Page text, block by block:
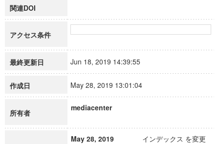
関連DOI
アクセス条件
最終更新日 Jun 18, 2019 14:39:55
作成日 May 28, 2019 13:01:04
所有者
mediacenter
May 28, 2019
インデックス を変更